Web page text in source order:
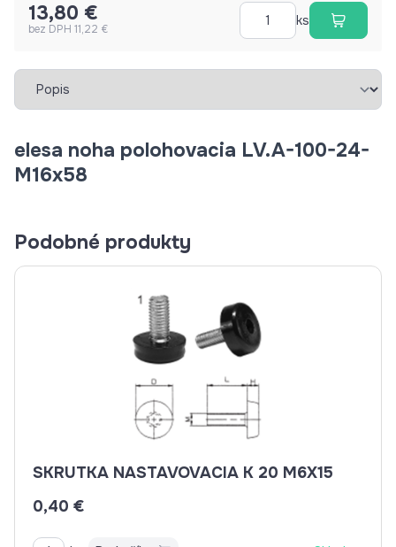
13,80 €
bez DPH 11,22 €
ks
Vybrať záložku
elesa noha polohovacia LV.A-100-24-
M16x58
Podobné produkty
SKRUTKA NASTAVOVACIA K 20 M6X15
0,40 €